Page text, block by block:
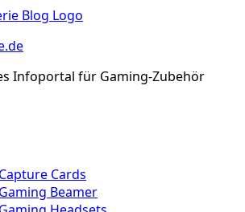
Infoportal für Gaming-Zubehör
Cards
Beamer